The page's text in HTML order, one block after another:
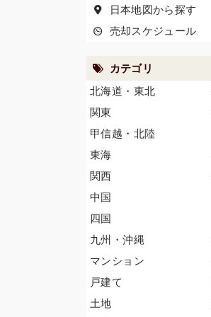
日本地図から探す
売却スケジュール
カテゴリ
北海道・東北
関東
甲信越・北陸
東海
関西
中国
四国
九州・沖縄
マンション
戸建て
土地